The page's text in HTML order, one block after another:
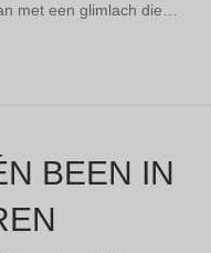
met een glimlach die…
BEEN IN